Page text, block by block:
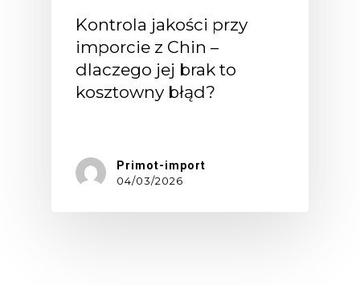
Kontrola jakości przy
imporcie z Chin –
dlaczego jej brak to
kosztowny błąd?
Primot-import
04/03/2026